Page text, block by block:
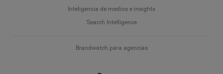
Inteligencia de medios e insights
Search Intelligence
Brandwatch para agencias